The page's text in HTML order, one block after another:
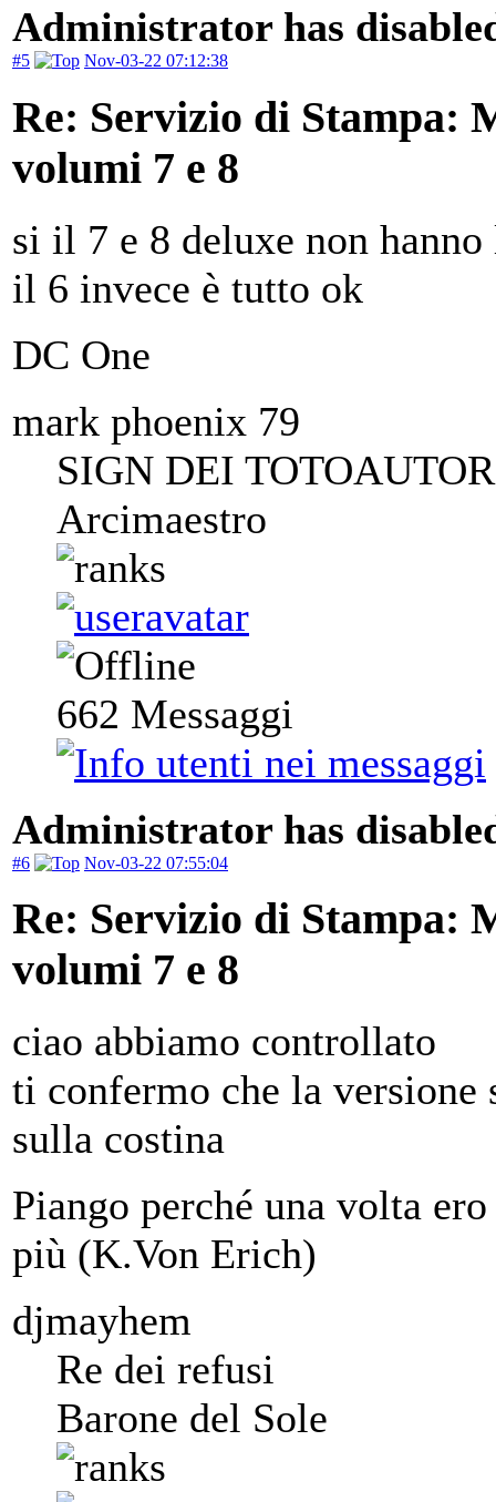
Administrator has
#5 Nov-03-22 07:12:38
Re: Servizio di Stampa:
volumi 7 e 8
si il 7 e 8 deluxe non
il 6 invece è tutto ok
DC One
mark phoenix 79
SIGN DEI
Arcimaestro
662 Messaggi
Administrator has
#6 Nov-03-22 07:55:04
Re: Servizio di Stampa:
volumi 7 e 8
ciao abbiamo controllato
ti confermo che la versione
sulla costina
Piango perché una volta
più (K.Von Erich)
djmayhem
Re dei refusi
Barone del Sole